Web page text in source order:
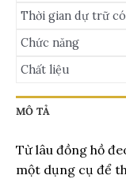
MÔ TẢ
Từ lâu đồng hồ
một dụng cụ để
Thời gian dự trữ
Chức năng
Chất liệu